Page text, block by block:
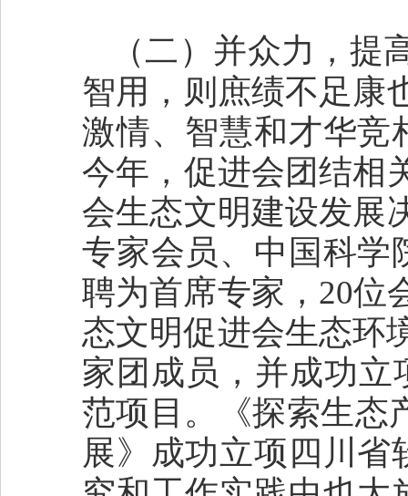
（二）并众力，提
智用，则庶绩不足康
激情、智慧和才华竞
今年，促进会团结相
会生态文明建设发展
专家会员、中国科学
聘为首席专家，20位
态文明促进会生态环
家团成员，并成功立
范项目。《探索生态
展》成功立项四川